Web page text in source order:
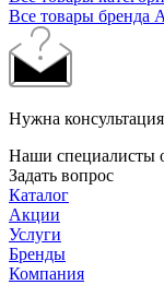
Все товары бренда
Нужна
Наши специалисты
Задать вопрос
Каталог
Акции
Услуги
Бренды
Компания